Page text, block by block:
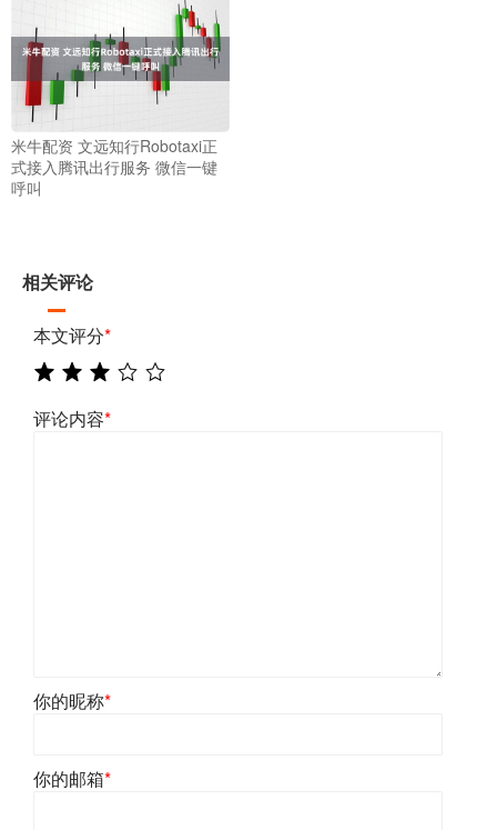
米牛配资 文远知行Robotaxi正
式接入腾讯出行服务 微信一键
呼叫
相关评论
本文评分*
评论内容*
你的昵称*
你的邮箱*